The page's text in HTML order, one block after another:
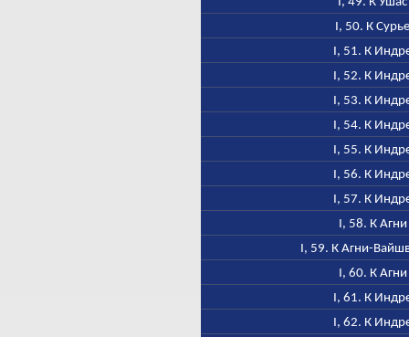
I, 50. К Сурье
I, 51. К
I, 52. К
I, 53. К
I, 54. К
I, 55. К
I, 56. К
I, 57. К
I, 58. К Агни
I, 59. К Агни-
I, 60. К Агни
I, 61. К
I, 62. К